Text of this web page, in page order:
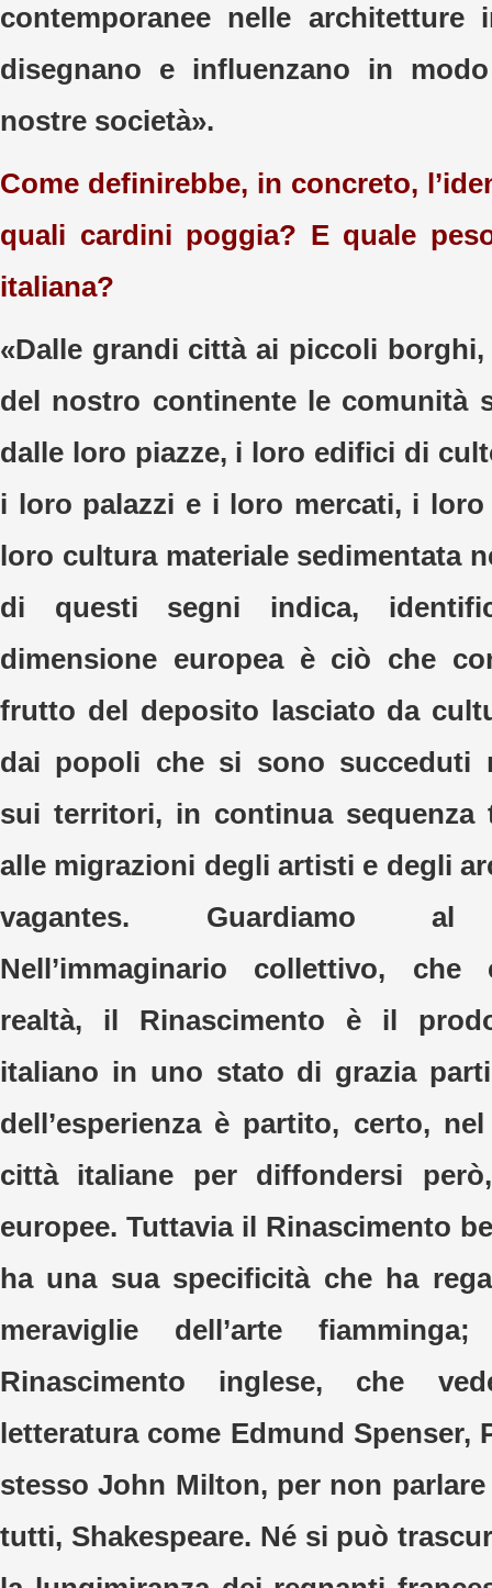
contemporanee nelle architetture
disegnano e influenzano in
nostre società».
Come definirebbe, in concreto,
quali cardini poggia? E quale
italiana?
«Dalle grandi città ai piccoli
del nostro continente le comunità
dalle loro piazze, i loro edifici di
i loro palazzi e i loro mercati, i loro
loro cultura materiale sedimentata
di questi segni indica,
dimensione europea è ciò che
frutto del deposito lasciato da
dai popoli che si sono succeduti
sui territori, in continua sequenza
alle migrazioni degli artisti e degli
vagantes. Guardiamo al
Nell’immaginario collettivo, che
realtà, il Rinascimento è il
italiano in uno stato di grazia
dell’esperienza è partito, certo, nel
città italiane per diffondersi
europee. Tuttavia il Rinascimento
ha una sua specificità che ha
meraviglie dell’arte
Rinascimento inglese, che
letteratura come Edmund Spenser,
stesso John Milton, per non
tutti, Shakespeare. Né si può